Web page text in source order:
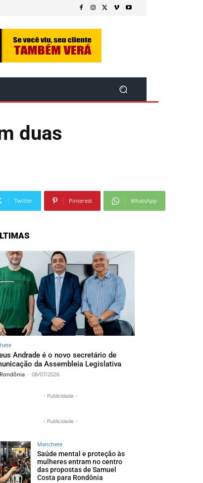
duas
Twitter Pinterest WhatsApp
Andrade é o novo secretário de
da Assembleia Legislativa
- 08/07/2026
- Publicidade -
- Publicidade -
Manchete
Saúde mental e proteção às
mulheres entram no centro
das propostas de Samuel
Costa para Rondônia